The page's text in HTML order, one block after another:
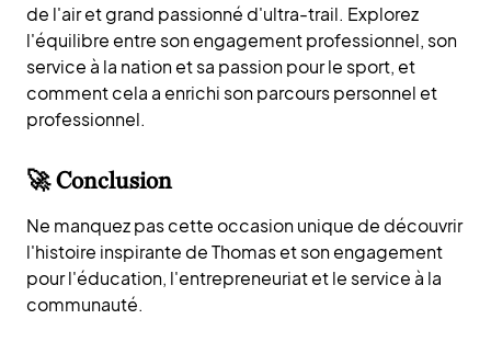
de l'air et grand passionné d'ultra-trail. Explorez
l'équilibre entre son engagement professionnel, son
service à la nation et sa passion pour le sport, et
comment cela a enrichi son parcours personnel et
professionnel.
🚀 Conclusion
Ne manquez pas cette occasion unique de découvrir
l'histoire inspirante de Thomas et son engagement
pour l'éducation, l'entrepreneuriat et le service à la
communauté.